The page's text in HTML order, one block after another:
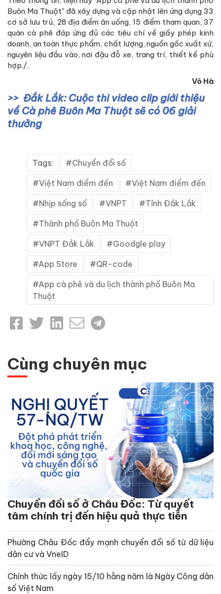
Buôn Ma Thuột" đã xây dựng và cập nhật lên ứng dụng 33
cơ sở lưu trú, 28 địa điểm ăn uống, 15 điểm tham quan, 37
quán cà phê đáp ứng đủ các tiêu chí về giấy phép kinh
doanh, an toàn thực phẩm, chất lượng, nguồn gốc xuất xứ,
nguyên liệu đầu vào, nơi đậu đỗ xe, trang trí, thiết kế phù
hợp./.
Võ Hà
Đắk Lắk: Cuộc thi video clip giới thiệu
về Cà phê Buôn Ma Thuột sẽ có 06 giải
thưởng
Tags: Chuyển đổi số
Việt Nam điểm đến Việt Nam điểm đến
Nhịp sống số VNPT Tỉnh Đắk Lắk
Thành phố Buôn Ma Thuột
VNPT Đắk Lắk Goodgle play
App Store QR-code
App cà phê và du lịch thành phố Buôn Ma
Thuột
Cùng chuyên mục
Chuyển đổi số ở Châu Đốc: Từ quyết
tâm chính trị đến hiệu quả thực tiễn
Phường Châu Đốc đẩy mạnh chuyển đổi số từ dữ liệu
dân cư và VneID
Chính thức lấy ngày 15/10 hằng năm là Ngày Công dân
số Việt Nam